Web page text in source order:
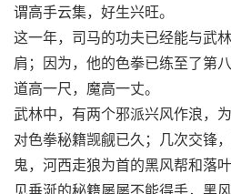
谓高手云集，好生兴旺。
这一年，司马的功夫已经能与武
肩；因为，他的色拳已练至了第八
道高一尺，魔高一丈。
武林中，有两个邪派兴风作浪，
对色拳秘籍觊觎已久；几次交锋
鬼，河西走狼为首的黑风帮和落叶